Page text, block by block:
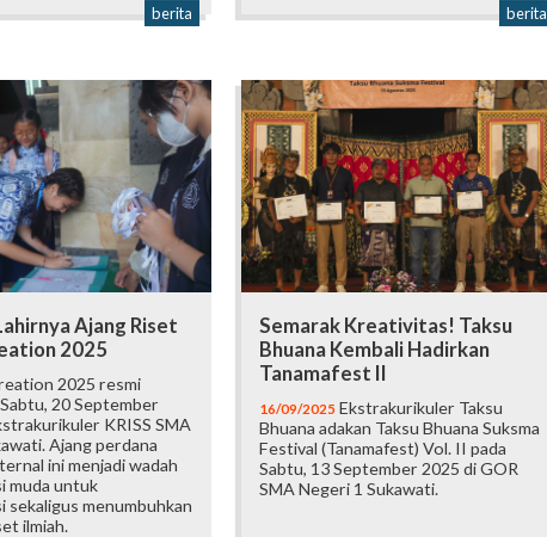
berita berita
Ajang Riset
2025
2025 resmi
20 September
KRISS SMA
Ajang perdana
ini menjadi wadah
muda untuk
sekaligus menumbuhkan
ilmiah.
Semarak Kreativitas! Taksu
Bhuana Kembali Hadirkan
Tanamafest II
16/09/2025 Ekstrakurikuler Taksu
Bhuana adakan Taksu Bhuana Suksma
Festival (Tanamafest) Vol. II pada
Sabtu, 13 September 2025 di GOR
SMA Negeri 1 Sukawati.